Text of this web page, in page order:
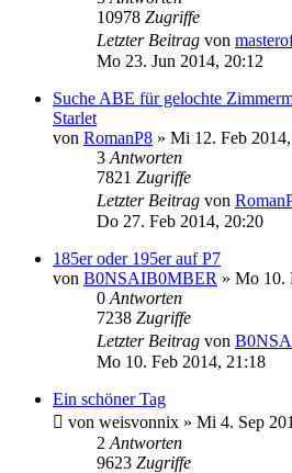
10978 Zugriffe
Letzter Beitrag von
Mo 23. Jun 2014, 20:12
Suche ABE für gelochte
Starlet
von RomanP8 » Mi 12. Feb
3 Antworten
7821 Zugriffe
Letzter Beitrag von
Do 27. Feb 2014, 20:20
185er oder 195er auf P7
von B0NSAIB0MBER » Mo 10.
0 Antworten
7238 Zugriffe
Letzter Beitrag von
Mo 10. Feb 2014, 21:18
Ein schöner Tag
von weisvonnix » Mi 4. Sep
2 Antworten
9623 Zugriffe